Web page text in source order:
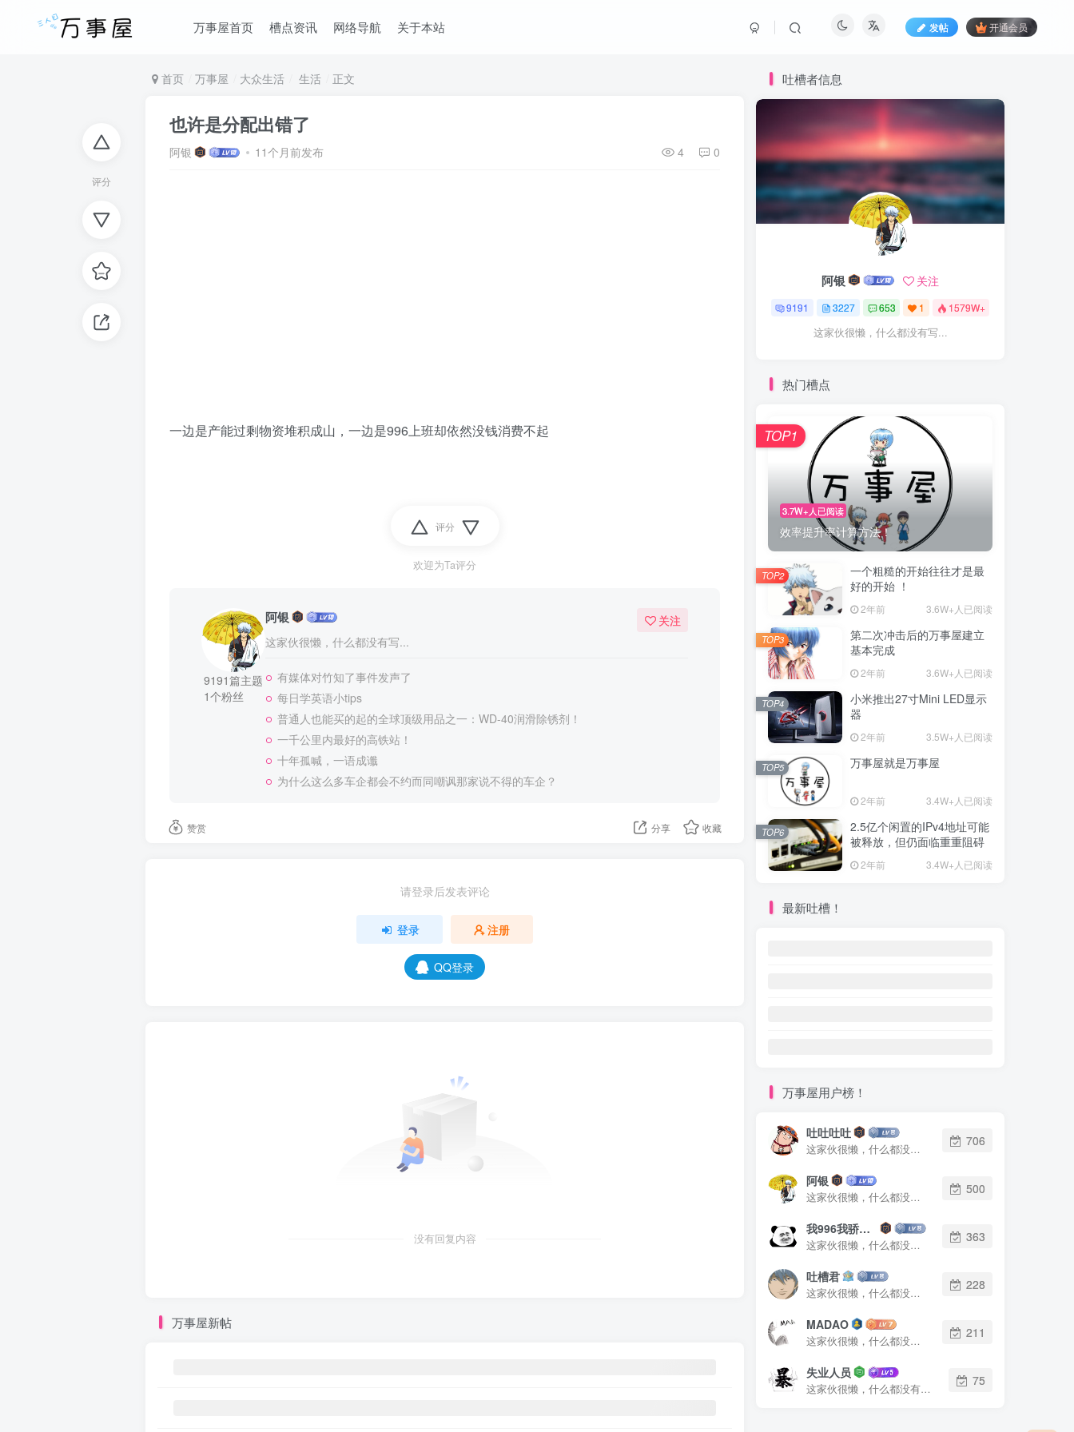
万事屋首页 槽点资讯 网络导航 关于本站 发帖 开通会员
评分
首页 万事屋 大众生活 生活 正文
也许是分配出错了
阿银 11个月前发布 4 0
一边是产能过剩物资堆积成山，一边是996上班却依然没钱消费不起
评分
欢迎为Ta评分
9191篇主题
1个粉丝
阿银
这家伙很懒，什么都没有写...
关注
有媒体对竹知了事件发声了
每日学英语小tips
普通人也能买的起的全球顶级用品之一：WD-40润滑除锈剂！
一千公里内最好的高铁站！
十年孤喊，一语成谶
为什么这么多车企都会不约而同嘲讽那家说不得的车企？
赞赏 分享 收藏
请登录后发表评论
登录 注册
QQ登录
没有回复内容
万事屋新帖
吐槽者信息
阿银 关注
9191 3227 653 1 1579W+
这家伙很懒，什么都没有写...
热门槽点
3.7W+人已阅读
效率提升率计算方法！
TOP1
一个粗糙的开始往往才是最
好的开始 ！
2年前 3.6W+人已阅读
TOP2
第二次冲击后的万事屋建立
基本完成
2年前 3.6W+人已阅读
TOP3
小米推出27寸Mini LED显示
器
2年前 3.5W+人已阅读
TOP4
万事屋就是万事屋
2年前 3.4W+人已阅读
TOP5
2.5亿个闲置的IPv4地址可能
被释放，但仍面临重重阻碍
2年前 3.4W+人已阅读
TOP6
最新吐槽！
万事屋用户榜！
吐吐吐吐
这家伙很懒，什么都没有写...
706
阿银
这家伙很懒，什么都没有写...
500
我996我骄傲了么
这家伙很懒，什么都没有写...
363
吐槽君
这家伙很懒，什么都没有写...
228
MADAO
这家伙很懒，什么都没有写...
211
失业人员
这家伙很懒，什么都没有写...
75